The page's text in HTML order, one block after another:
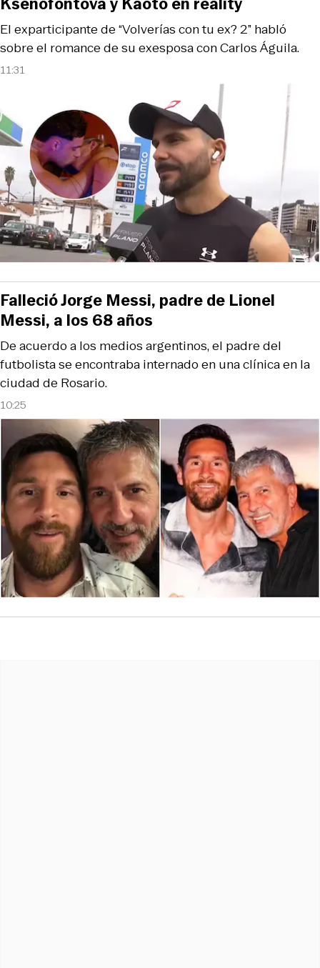
11:31
El exparticipante de “Volverías con tu ex? 2” habló
sobre el romance de su exesposa con Carlos Águila.
10:25
De acuerdo a los medios argentinos, el padre del
futbolista se encontraba internado en una clínica en la
ciudad de Rosario.
Falleció Jorge Messi, padre de Lionel
Messi, a los 68 años